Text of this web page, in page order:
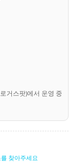
거스팟)에서 운영 중
찾아주세요